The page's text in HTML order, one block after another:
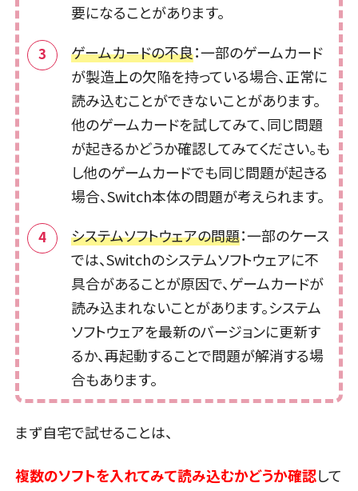
要になることがあります。
ゲームカードの不良：一部のゲームカード
が製造上の欠陥を持っている場合、正常に
読み込むことができないことがあります。
他のゲームカードを試してみて、同じ問題
が起きるかどうか確認してみてください。も
し他のゲームカードでも同じ問題が起きる
場合、Switch本体の問題が考えられます。
システムソフトウェアの問題：一部のケース
では、Switchのシステムソフトウェアに不
具合があることが原因で、ゲームカードが
読み込まれないことがあります。システム
ソフトウェアを最新のバージョンに更新す
るか、再起動することで問題が解消する場
合もあります。
まず自宅で試せることは、
複数のソフトを入れてみて読み込むかどうか確認して